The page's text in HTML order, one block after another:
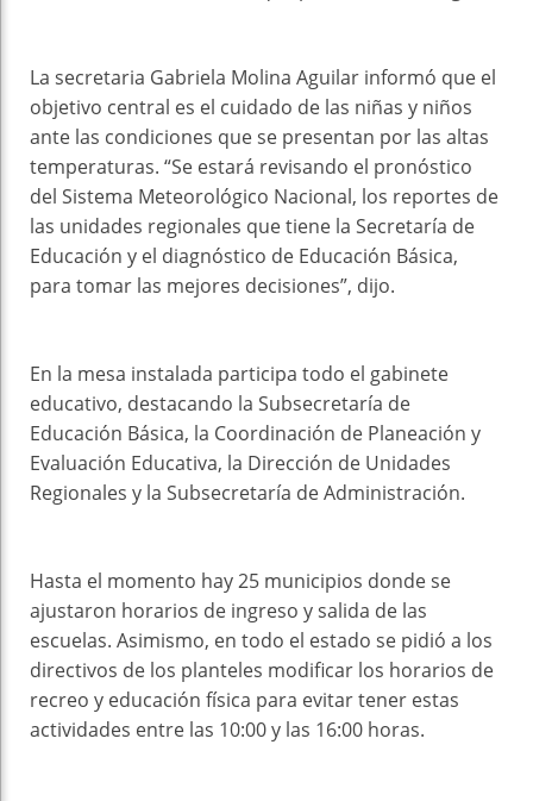
La secretaria Gabriela Molina Aguilar informó que el
objetivo central es el cuidado de las niñas y niños
ante las condiciones que se presentan por las altas
temperaturas. “Se estará revisando el pronóstico
del Sistema Meteorológico Nacional, los reportes de
las unidades regionales que tiene la Secretaría de
Educación y el diagnóstico de Educación Básica,
para tomar las mejores decisiones”, dijo.
En la mesa instalada participa todo el gabinete
educativo, destacando la Subsecretaría de
Educación Básica, la Coordinación de Planeación y
Evaluación Educativa, la Dirección de Unidades
Regionales y la Subsecretaría de Administración.
Hasta el momento hay 25 municipios donde se
ajustaron horarios de ingreso y salida de las
escuelas. Asimismo, en todo el estado se pidió a los
directivos de los planteles modificar los horarios de
recreo y educación física para evitar tener estas
actividades entre las 10:00 y las 16:00 horas.